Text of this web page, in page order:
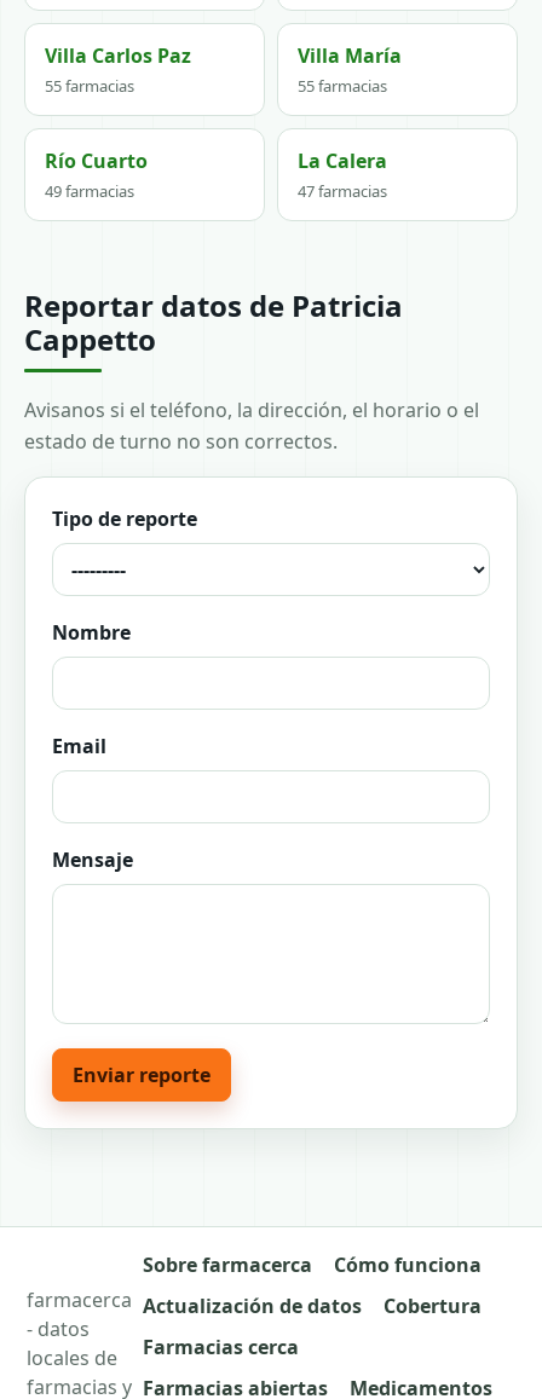
Villa Carlos Paz
55 farmacias
Villa María
55 farmacias
Río Cuarto
49 farmacias
La Calera
47 farmacias
Reportar datos de Patricia
Cappetto
Avisanos si el teléfono, la dirección, el horario o el
estado de turno no son correctos.
Tipo de reporte
Nombre
Email
Mensaje
Enviar reporte
farmacerca
- datos
locales de
farmacias y
Sobre farmacerca
Cómo funciona
Actualización de datos
Cobertura
Farmacias cerca
Farmacias abiertas
Medicamentos